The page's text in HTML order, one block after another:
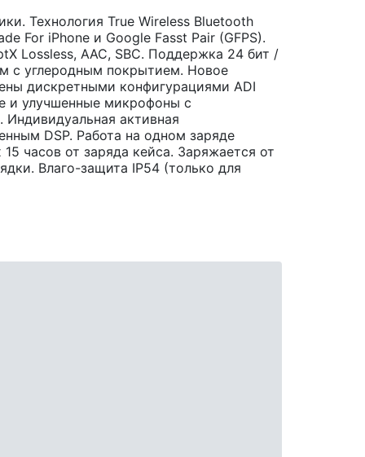
Технология True Wireless Bluetooth
For iPhone и Google Fasst Pair (GFPS).
Lossless, AAC, SBC. Поддержка 24 бит /
с углеродным покрытием. Новое
дискретными конфигурациями ADI
и улучшенные микрофоны с
активная
DSP. Работа на одном заряде
часов от заряда кейса. Заряжается от
Влаго-защита IP54 (только для